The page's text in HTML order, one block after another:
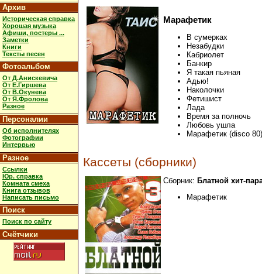
Архив
Историческая справка
Хорошая музыка
Афиши, постеры ...
Заметки
Книги
Тексты песен
Фотоальбом
От Д.Анискевича
От Е.Гиршева
От В.Окунева
От Я.Фролова
Разное
Персоналии
Об исполнителях
Фотографии
Интервью
Разное
Ссылки
Юр. справка
Комната смеха
Книга отзывов
Написать письмо
Поиск
Поиск по сайту
Счётчики
Марафетик
В сумерках
Незабудки
Кабриолет
Банкир
Я такая пьяная
Адью!
Наколочки
Фетишист
Лада
Время за полночь
Любовь ушла
Марафетик (disco 80)
Кассеты (сборники)
Сборник: Блатной хит-
Марафетик